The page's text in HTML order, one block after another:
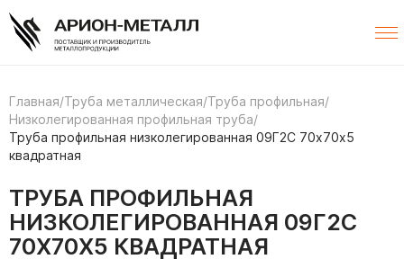
Главная/Труба металлическая/Труба профильная/
Низколегированная профильная труба/
Труба профильная низколегированная 09Г2С 70х70х5
квадратная
ТРУБА ПРОФИЛЬНАЯ
НИЗКОЛЕГИРОВАННАЯ 09Г2С
70Х70Х5 КВАДРАТНАЯ